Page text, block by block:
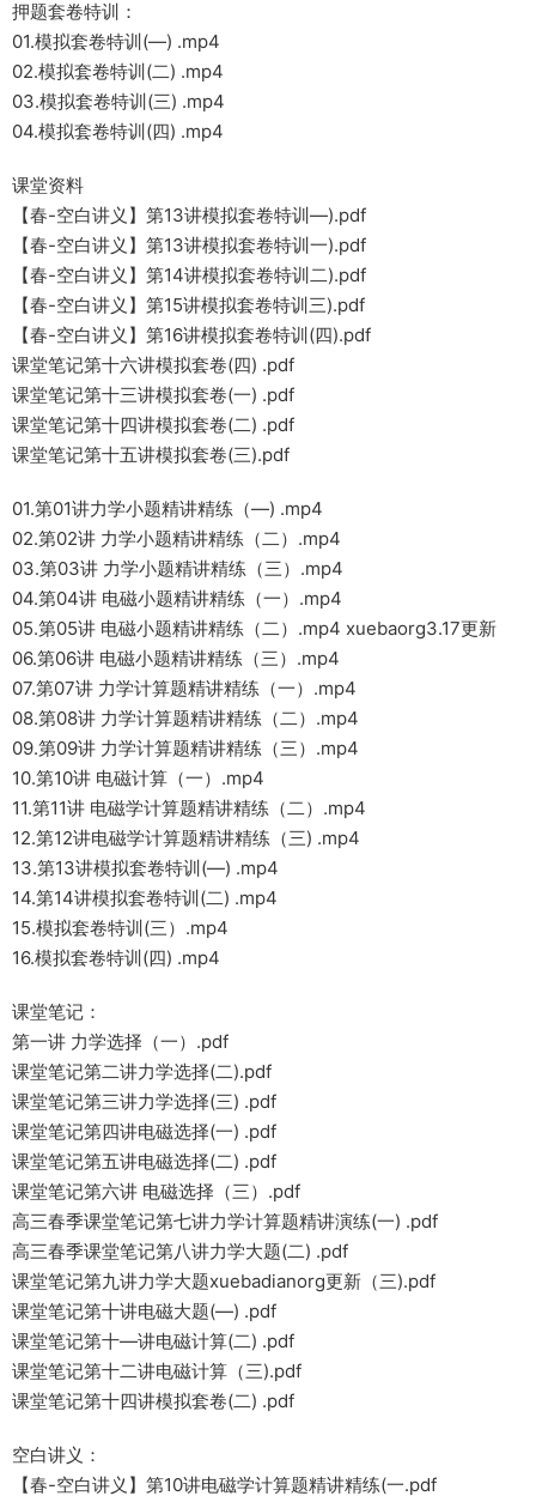
押题套卷特训：
01.模拟套卷特训(—) .mp4
02.模拟套卷特训(二) .mp4
03.模拟套卷特训(三) .mp4
04.模拟套卷特训(四) .mp4
课堂资料
【春-空白讲义】第13讲模拟套卷特训—).pdf
【春-空白讲义】第13讲模拟套卷特训一).pdf
【春-空白讲义】第14讲模拟套卷特训二).pdf
【春-空白讲义】第15讲模拟套卷特训三).pdf
【春-空白讲义】第16讲模拟套卷特训(四).pdf
课堂笔记第十六讲模拟套卷(四) .pdf
课堂笔记第十三讲模拟套卷(一) .pdf
课堂笔记第十四讲模拟套卷(二) .pdf
课堂笔记第十五讲模拟套卷(三).pdf
01.第01讲力学小题精讲精练（—) .mp4
02.第02讲 力学小题精讲精练（二）.mp4
03.第03讲 力学小题精讲精练（三）.mp4
04.第04讲 电磁小题精讲精练（一）.mp4
05.第05讲 电磁小题精讲精练（二）.mp4 xuebaorg3.17更新
06.第06讲 电磁小题精讲精练（三）.mp4
07.第07讲 力学计算题精讲精练（一）.mp4
08.第08讲 力学计算题精讲精练（二）.mp4
09.第09讲 力学计算题精讲精练（三）.mp4
10.第10讲 电磁计算（一）.mp4
11.第11讲 电磁学计算题精讲精练（二）.mp4
12.第12讲电磁学计算题精讲精练（三) .mp4
13.第13讲模拟套卷特训(—) .mp4
14.第14讲模拟套卷特训(二) .mp4
15.模拟套卷特训(三）.mp4
16.模拟套卷特训(四) .mp4
课堂笔记：
第一讲 力学选择（一）.pdf
课堂笔记第二讲力学选择(二).pdf
课堂笔记第三讲力学选择(三) .pdf
课堂笔记第四讲电磁选择(一) .pdf
课堂笔记第五讲电磁选择(二) .pdf
课堂笔记第六讲 电磁选择（三）.pdf
高三春季课堂笔记第七讲力学计算题精讲演练(一) .pdf
高三春季课堂笔记第八讲力学大题(二) .pdf
课堂笔记第九讲力学大题xuebadianorg更新（三).pdf
课堂笔记第十讲电磁大题(—) .pdf
课堂笔记第十—讲电磁计算(二) .pdf
课堂笔记第十二讲电磁计算（三).pdf
课堂笔记第十四讲模拟套卷(二) .pdf
空白讲义：
【春-空白讲义】第10讲电磁学计算题精讲精练(一.pdf